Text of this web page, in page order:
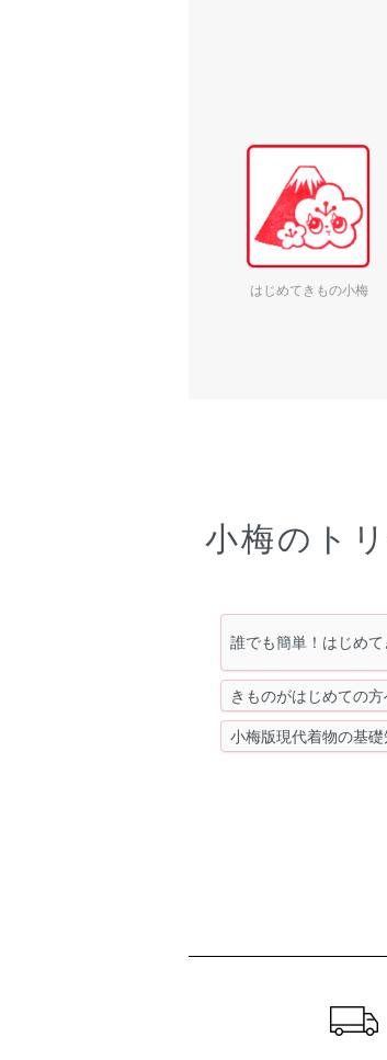
はじめてきもの小梅
小梅のト
誰でも簡単！はじめ
きものがはじめての
小梅版現代着物の基